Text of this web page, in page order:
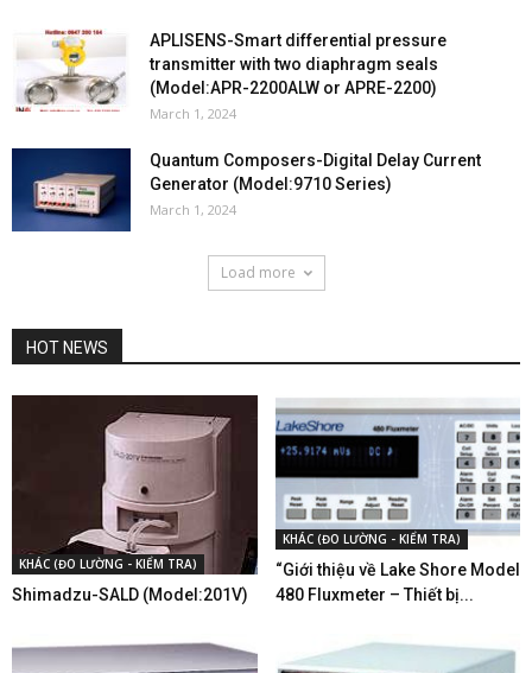
APLISENS-Smart differential pressure
transmitter with two diaphragm seals
(Model:APR-2200ALW or APRE-2200)
March 1, 2024
Quantum Composers-Digital Delay Current
Generator (Model:9710 Series)
March 1, 2024
Load more
HOT NEWS
KHÁC (ĐO LƯỜNG - KIỂM TRA)
Shimadzu-SALD (Model:201V)
KHÁC (ĐO LƯỜNG - KIỂM TRA)
“Giới thiệu về Lake Shore Model
480 Fluxmeter – Thiết bị...